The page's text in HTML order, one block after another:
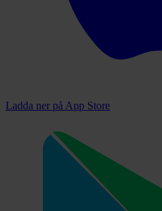
Ladda ner på App Store